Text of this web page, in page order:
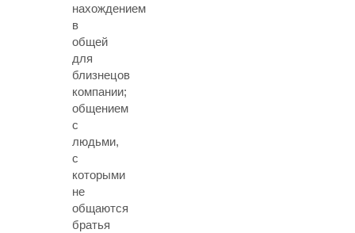
нахождением
в
общей
для
близнецов
компании;
общением
с
людьми,
с
которыми
не
общаются
братья